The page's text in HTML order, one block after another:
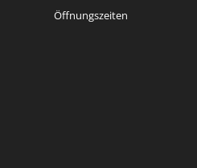
Öffnungszeiten